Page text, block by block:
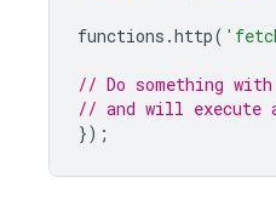
functions .http(
// Do something
// and will execute
});